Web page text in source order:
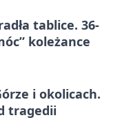
tablice. 36-
koleżance
i okolicach.
tragedii